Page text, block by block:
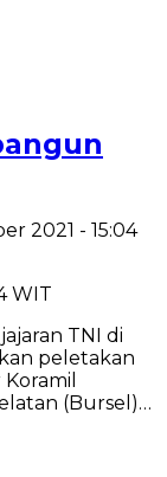
2021 - 15:04
WIT
TNI di
peletakan
(Bursel)…